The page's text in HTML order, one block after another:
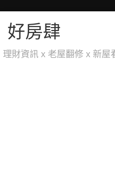
好房肆
理財資訊 x 老屋翻修 x 新屋